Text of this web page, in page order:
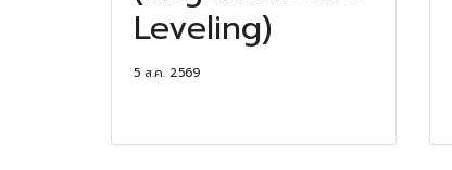
Leveling)
5 ส.ค. 2569